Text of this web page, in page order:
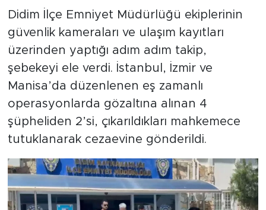
Didim İlçe Emniyet Müdürlüğü ekiplerinin
güvenlik kameraları ve ulaşım kayıtları
üzerinden yaptığı adım adım takip,
şebekeyi ele verdi. İstanbul, İzmir ve
Manisa’da düzenlenen eş zamanlı
operasyonlarda gözaltına alınan 4
şüpheliden 2’si, çıkarıldıkları mahkemece
tutuklanarak cezaevine gönderildi.